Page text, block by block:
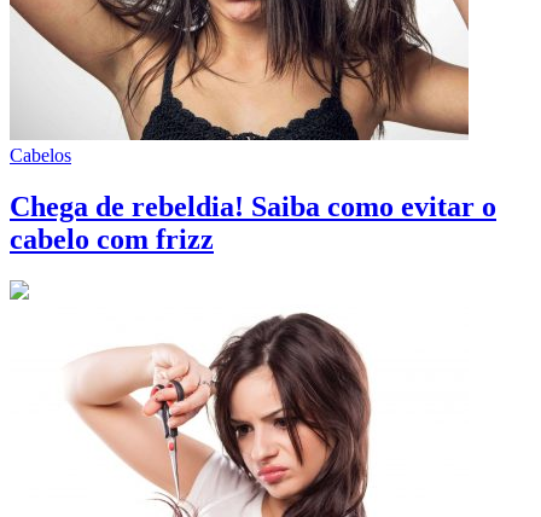
Cabelos
Chega de rebeldia! Saiba como evitar o
cabelo com frizz